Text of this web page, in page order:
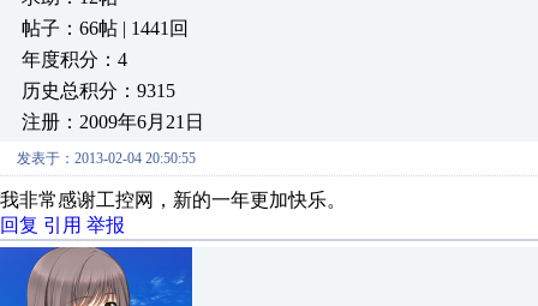
帖子：66帖 | 1441回
年度积分：4
历史总积分：9315
注册：2009年6月21日
发表于：2013-02-04 20:50:55
我非常感谢工控网，新的一年更加快乐。
回复 引用 举报